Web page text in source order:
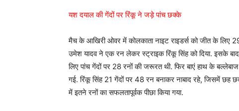
यश दयाल की गेंदों पर रिंकू ने जड़े पांच छक्के
मैच के आखिरी ओवर में कोलकाता नाइट राइडर्स को जीत के
उमेश यादव ने एक रन लेकर स्ट्राइक रिंकू सिंह को दिया. इसके
लिए पांच गेंदों पर 28 रनों की जरूरत थी. फिर बाएं हाथ के
गई. रिंकू सिंह 21 गेंदों पर 48 रन बनाकर नाबाद रहे, जिसमें छह
में इतने रनों का सफलतापूर्वक पीछा किया गया.